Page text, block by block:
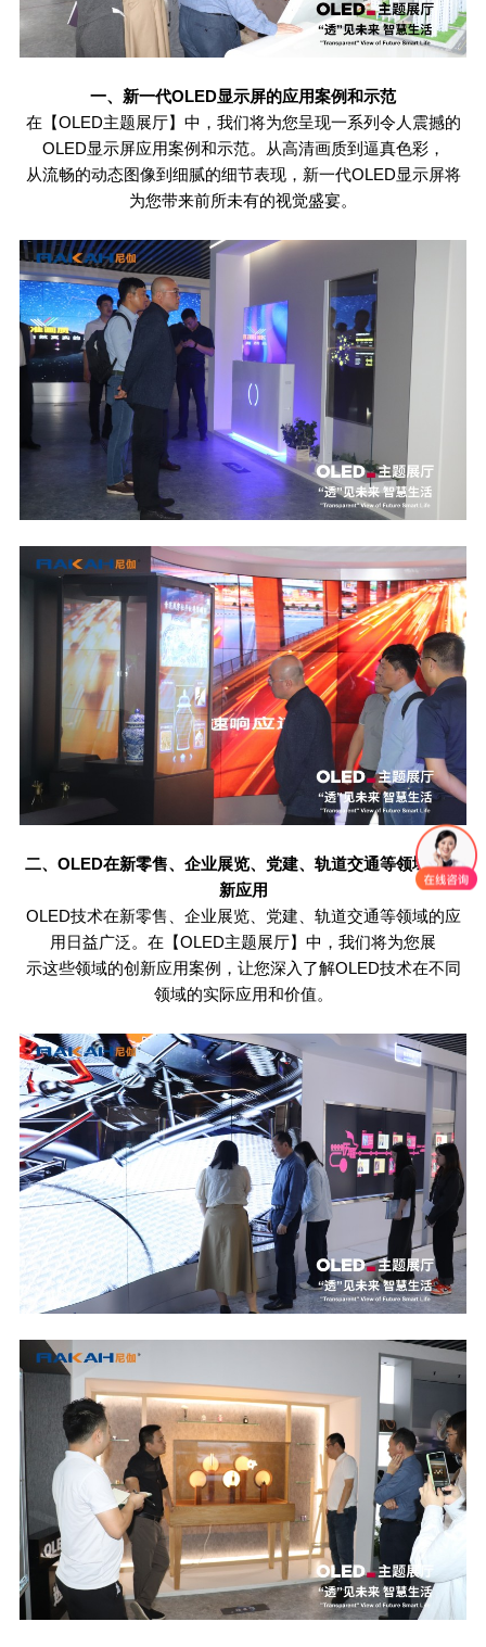
一、新一代OLED显示屏的应用案例和示范
在【OLED主题展厅】中，我们将为您呈现一系列令人震撼的
OLED显示屏应用案例和示范。从高清画质到逼真色彩，
从流畅的动态图像到细腻的细节表现，新一代OLED显示屏将
为您带来前所未有的视觉盛宴。
二、 OLED在新零售、企业展览、党建、轨道交通等领域的创
新应用
OLED技术在新零售、企业展览、党建、轨道交通等领域的应
用日益广泛。在【OLED主题展厅】中，我们将为您展
示这些领域的创新应用案例，让您深入了解OLED技术在不同
领域的实际应用和价值。